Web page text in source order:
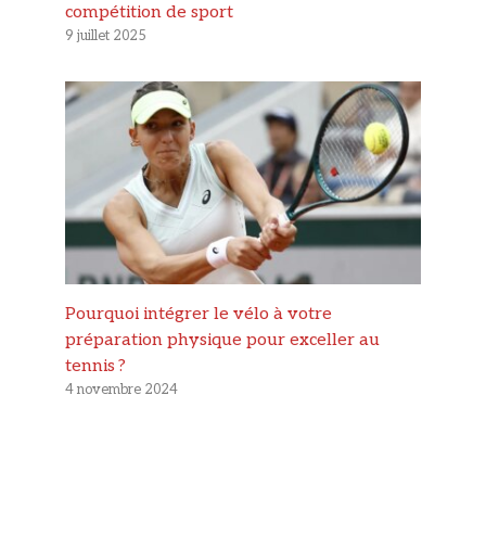
compétition de sport
9 juillet 2025
Pourquoi intégrer le vélo à votre
préparation physique pour exceller au
tennis ?
4 novembre 2024